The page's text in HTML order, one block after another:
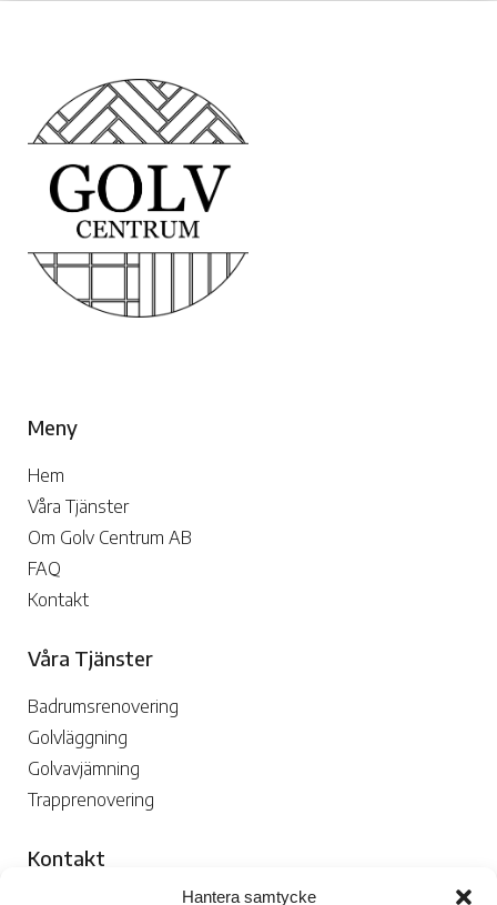
Hantera samtycke
Meny
Hem
Våra Tjänster
Om Golv Centrum AB
FAQ
Kontakt
Våra Tjänster
Badrumsrenovering
Golvläggning
Golvavjämning
Trapprenovering
Kontakt